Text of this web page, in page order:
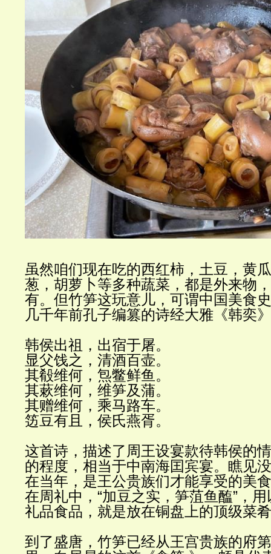
虽然咱们现在吃的西红柿，土豆，黄
葱，胡萝卜等多种蔬菜，都是外来物
有。但竹笋这玩意儿，可谓中国美食
几千年前孔子编篡的诗经大雅《韩奕
韩侯出祖，出宿于屠。
显父饯之，清酒百壶。
其殽维何，炰鳖鲜鱼。
其蔌维何，维笋及蒲。
其赠维何，乘马路车。
笾豆有且，侯氏燕胥。
这首诗，描述了周王设宴款待韩侯的
的程度，相当于中南海囯宾宴。瞧见
在当年，是王公贵族们才能享受的美
在周礼中， “加豆之实，笋菹鱼醢” ，
礼品食品，就是放在铜盘上的顶级菜
到了盛唐，竹笋已经从王宫贵族的府